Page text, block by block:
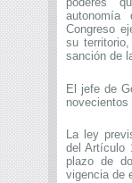
Congreso
su
sanción de
El jefe de
novecientos
La ley
del Artículo
plazo de
vigencia de